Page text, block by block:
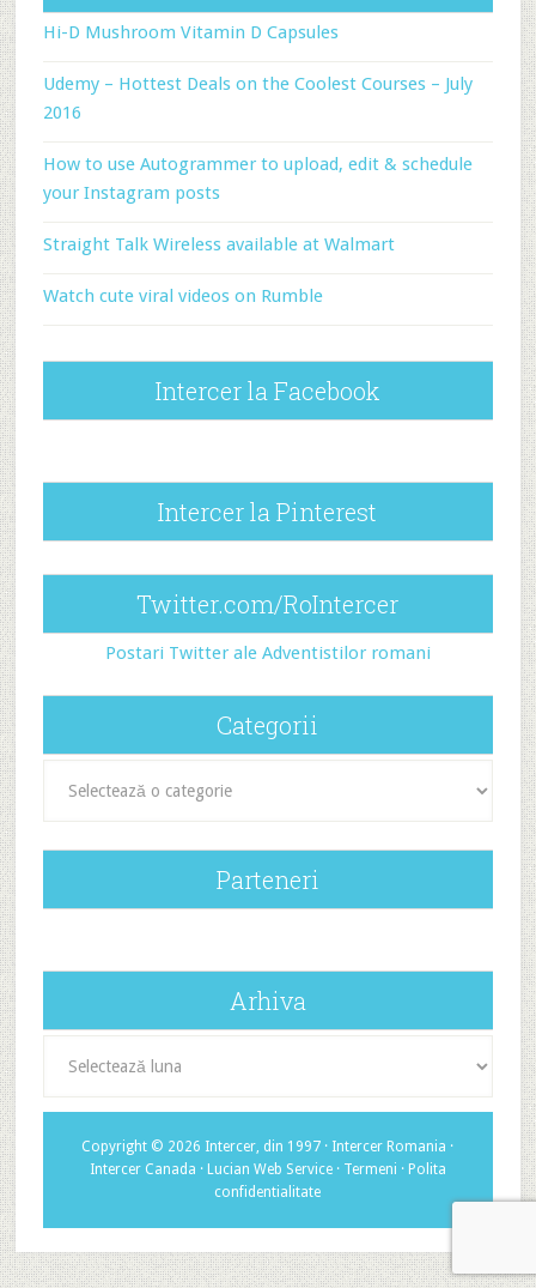
Hi-D Mushroom Vitamin D Capsules
Udemy – Hottest Deals on the Coolest Courses – July
2016
How to use Autogrammer to upload, edit & schedule
your Instagram posts
Straight Talk Wireless available at Walmart
Watch cute viral videos on Rumble
Intercer la Facebook
Intercer la Pinterest
Twitter.com/RoIntercer
Postari Twitter ale Adventistilor romani
Categorii
Parteneri
Arhiva
Copyright © 2026 Intercer, din 1997 · Intercer Romania ·
Intercer Canada · Lucian Web Service· Termeni · Polita
confidentialitate